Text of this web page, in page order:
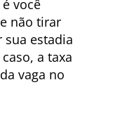
você
não tirar
sua estadia
a taxa
vaga no